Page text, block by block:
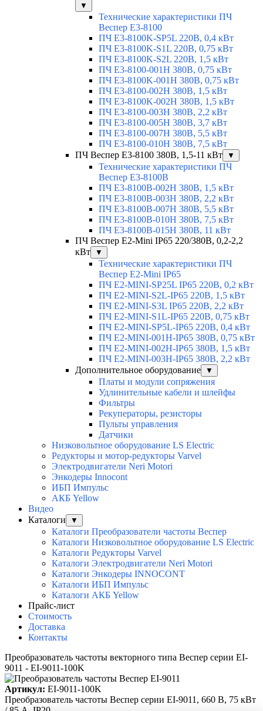
▼
Технические характеристики ПЧ
Веспер E3-8100
ПЧ E3-8100K-SP5L 220В, 0,4 кВт
ПЧ E3-8100K-S1L 220В, 0,75 кВт
ПЧ E3-8100K-S2L 220В, 1,5 кВт
ПЧ E3-8100-001H 380В, 0,75 кВт
ПЧ E3-8100K-001H 380В, 0,75 кВт
ПЧ E3-8100-002H 380В, 1,5 кВт
ПЧ E3-8100K-002H 380В, 1,5 кВт
ПЧ E3-8100-003H 380В, 2,2 кВт
ПЧ E3-8100-005H 380В, 3,7 кВт
ПЧ E3-8100-007H 380В, 5,5 кВт
ПЧ E3-8100-010H 380В, 7,5 кВт
ПЧ Веспер E3-8100 380В, 1,5-11 кВт
▼
Технические характеристики ПЧ
Веспер E3-8100B
ПЧ E3-8100В-002H 380В, 1,5 кВт
ПЧ E3-8100В-003H 380В, 2,2 кВт
ПЧ E3-8100В-007H 380В, 5,5 кВт
ПЧ E3-8100В-010H 380В, 7,5 кВт
ПЧ E3-8100В-015H 380В, 11 кВт
ПЧ Веспер E2-Mini IP65 220/380В, 0,2-2,2
кВт
▼
Технические характеристики ПЧ
Веспер E2-Mini IP65
ПЧ E2-MINI-SP25L IP65 220В, 0,2 кВт
ПЧ E2-MINI-S2L-IP65 220В, 1,5 кВт
ПЧ E2-MINI-S3L IP65 220В, 2,2 кВт
ПЧ E2-MINI-S1L-IP65 220В, 0,75 кВт
ПЧ E2-MINI-SP5L-IP65 220В, 0,4 кВт
ПЧ E2-MINI-001H-IP65 380В, 0,75 кВт
ПЧ E2-MINI-002H-IP65 380В, 1,5 кВт
ПЧ E2-MINI-003H-IP65 380В, 2,2 кВт
Дополнительное оборудование
▼
Платы и модули сопряжения
Удлинительные кабели и шлейфы
Фильтры
Рекуператоры, резисторы
Пульты управления
Датчики
Низковольтное оборудование LS Electric
Редукторы и мотор-редукторы Varvel
Электродвигатели Neri Motori
Энкодеры Innocont
ИБП Импульс
АКБ Yellow
Видео
Каталоги
▼
Каталоги Преобразователи частоты Веспер
Каталоги Низковольтное оборудование LS Electric
Каталоги Редукторы Varvel
Каталоги Электродвигатели Neri Motori
Каталоги Энкодеры INNOCONT
Каталоги ИБП Импульс
Каталоги АКБ Yellow
Прайс-лист
Стоимость
Доставка
Контакты
Преобразователь частоты векторного типа Веспер серии EI-
9011 - EI-9011-100K
Артикул: EI-9011-100K
Преобразователь частоты Веспер серии EI-9011, 660 В, 75 кВт